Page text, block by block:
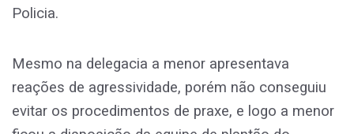
Policia.
Mesmo na delegacia a menor apresentava
reações de agressividade, porém não conseguiu
evitar os procedimentos de praxe, e logo a menor